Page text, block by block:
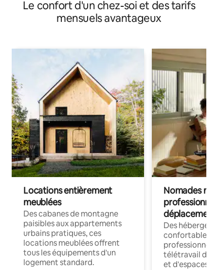
Le confort d'un chez-soi et des tarifs
mensuels avantageux
Locations entièrement
meublées
Des cabanes de montagne
paisibles aux appartements
urbains pratiques, ces
locations meublées offrent
tous les équipements d'un
logement standard.
Nomades
déplacement
Des
confortables
professionnels
télétravail
et d'espaces